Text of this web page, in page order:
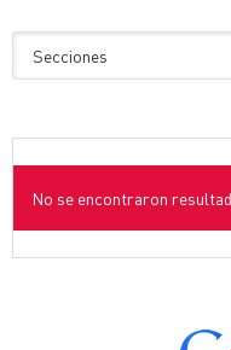
No se encontraron